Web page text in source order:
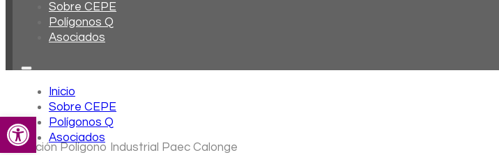
Abrir barra de herramientas
Sobre CEPE
Polígonos Q
Asociados
Inicio
Sobre CEPE
Polígonos Q
Asociados
Ubicación Polígono Industrial Paec Calonge